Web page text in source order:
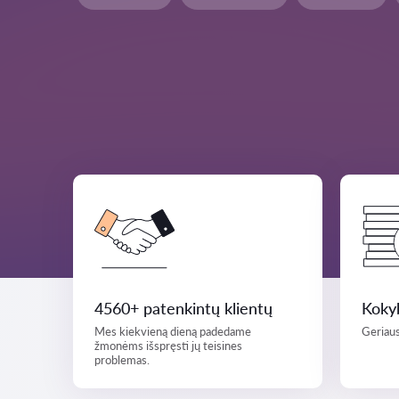
4560+ patenkintų klientų
Mes kiekvieną dieną padedame
žmonėms išspręsti jų teisines
problemas.